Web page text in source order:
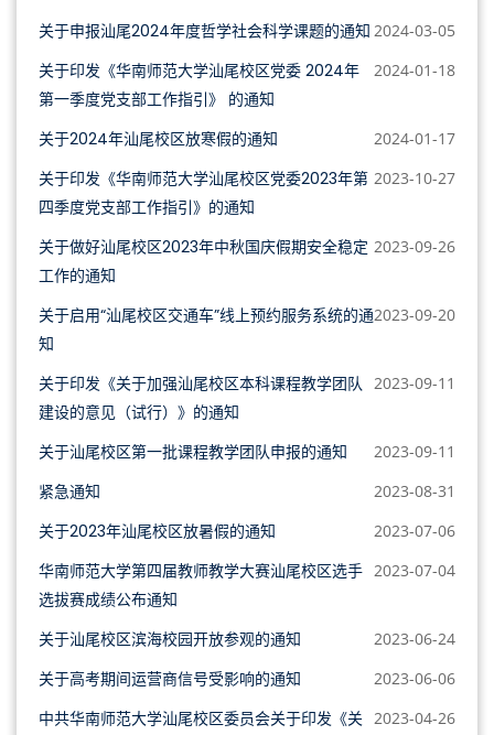
2024-03-05
关于申报汕尾2024年度哲学社会科学课题的通知
2024-01-18
关于印发《华南师范大学汕尾校区党委 2024年
第一季度党支部工作指引》 的通知
2024-01-17
关于2024年汕尾校区放寒假的通知
2023-10-27
关于印发《华南师范大学汕尾校区党委2023年第
四季度党支部工作指引》的通知
2023-09-26
关于做好汕尾校区2023年中秋国庆假期安全稳定
工作的通知
2023-09-20
关于启用“汕尾校区交通车”线上预约服务系统的通
知
2023-09-11
关于印发《关于加强汕尾校区本科课程教学团队
建设的意见（试行）》的通知
2023-09-11
关于汕尾校区第一批课程教学团队申报的通知
2023-08-31
紧急通知
2023-07-06
关于2023年汕尾校区放暑假的通知
2023-07-04
华南师范大学第四届教师教学大赛汕尾校区选手
选拔赛成绩公布通知
2023-06-24
关于汕尾校区滨海校园开放参观的通知
2023-06-06
关于高考期间运营商信号受影响的通知
2023-04-26
中共华南师范大学汕尾校区委员会关于印发《关